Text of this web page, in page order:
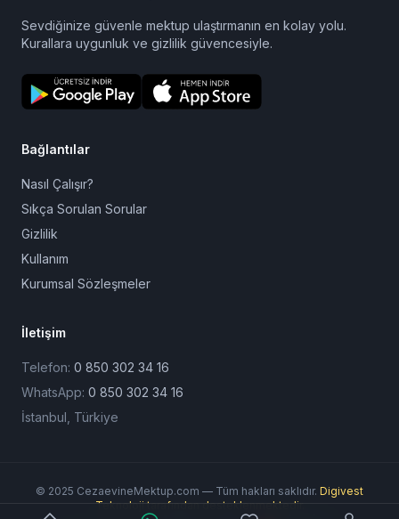
Sevdiğinize güvenle mektup ulaştırmanın en kolay yolu.
Kurallara uygunluk ve gizlilik güvencesiyle.
Bağlantılar
Nasıl Çalışır?
Sıkça Sorulan Sorular
Gizlilik
Kullanım
Kurumsal Sözleşmeler
İletişim
Telefon: 0 850 302 34 16
WhatsApp: 0 850 302 34 16
İstanbul, Türkiye
© 2025 CezaevineMektup.com — Tüm hakları saklıdır. Digivest
Teknoloji tarafından desteklenmektedir.